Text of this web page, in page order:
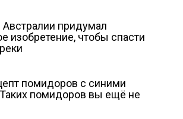
Австралии придумал
изобретение, чтобы спасти
помидоров с синими
помидоров вы ещё не